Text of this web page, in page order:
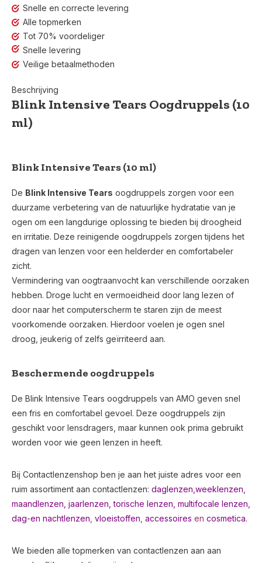
Snelle en correcte levering
Alle topmerken
Tot 70% voordeliger
Snelle levering
Veilige betaalmethoden
Beschrijving
Blink Intensive Tears Oogdruppels (10
ml)
Blink Intensive Tears (10 ml)
De Blink Intensive Tears oogdruppels zorgen voor een
duurzame verbetering van de natuurlijke hydratatie van je
ogen om een langdurige oplossing te bieden bij droogheid
en irritatie. Deze reinigende oogdruppels zorgen tijdens het
dragen van lenzen voor een helderder en comfortabeler
zicht.
Vermindering van oogtraanvocht kan verschillende oorzaken
hebben. Droge lucht en vermoeidheid door lang lezen of
door naar het computerscherm te staren zijn de meest
voorkomende oorzaken. Hierdoor voelen je ogen snel
droog, jeukerig of zelfs geïrriteerd aan.
Beschermende oogdruppels
De Blink Intensive Tears oogdruppels van AMO geven snel
een fris en comfortabel gevoel. Deze oogdruppels zijn
geschikt voor lensdragers, maar kunnen ook prima gebruikt
worden voor wie geen lenzen in heeft.
Bij Contactlenzenshop ben je aan het juiste adres voor een
ruim assortiment aan contactlenzen: daglenzen, weeklenzen,
maandlenzen jaarlenzen ,torische lenzen multifocale lenzen
dag-en nachtlenzen vloeistoffen accessoires en cosmetica.
We bieden alle topmerken van contactlenzen aan aan